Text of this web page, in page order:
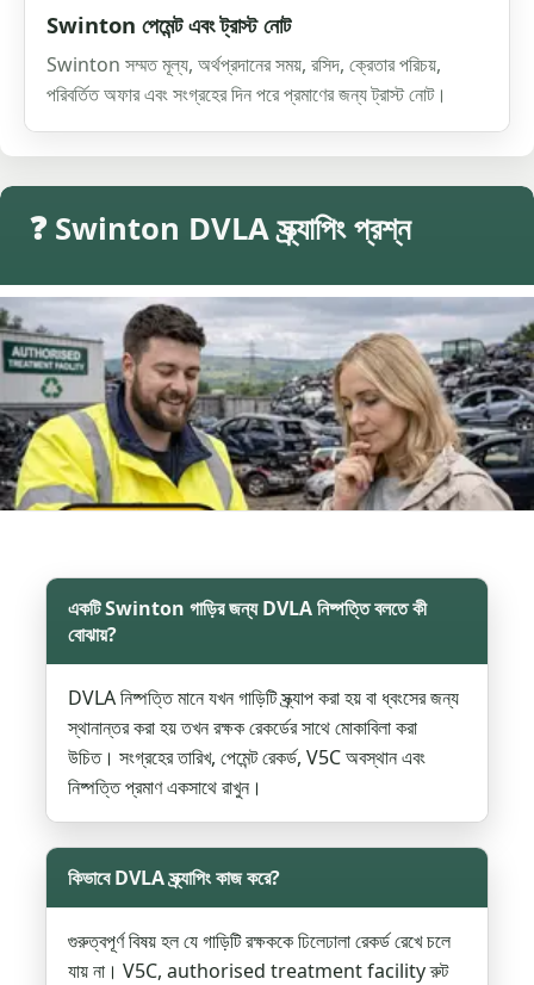
Swinton পেমেন্ট এবং ট্রাস্ট নোট
Swinton সম্মত মূল্য, অর্থপ্রদানের সময়, রসিদ, ক্রেতার পরিচয়,
পরিবর্তিত অফার এবং সংগ্রহের দিন পরে প্রমাণের জন্য ট্রাস্ট নোট।
❓ Swinton DVLA স্ক্র্যাপিং প্রশ্ন
একটি Swinton গাড়ির জন্য DVLA নিষ্পত্তি বলতে কী
বোঝায়?
DVLA নিষ্পত্তি মানে যখন গাড়িটি স্ক্র্যাপ করা হয় বা ধ্বংসের জন্য
স্থানান্তর করা হয় তখন রক্ষক রেকর্ডের সাথে মোকাবিলা করা
উচিত। সংগ্রহের তারিখ, পেমেন্ট রেকর্ড, V5C অবস্থান এবং
নিষ্পত্তি প্রমাণ একসাথে রাখুন।
কিভাবে DVLA স্ক্র্যাপিং কাজ করে?
গুরুত্বপূর্ণ বিষয় হল যে গাড়িটি রক্ষককে ঢিলেঢালা রেকর্ড রেখে চলে
যায় না। V5C, authorised treatment facility রুট